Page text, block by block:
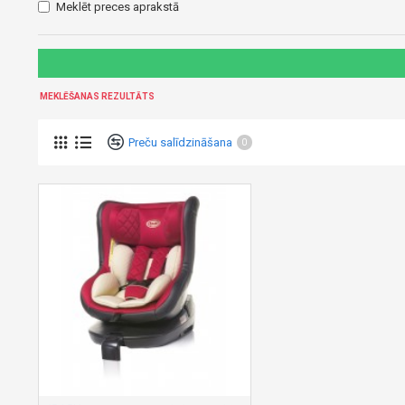
Meklēt preces aprakstā
MEKLĒŠANAS REZULTĀTS
Preču salīdzināšana 0